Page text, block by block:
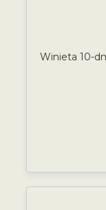
Winieta 10-